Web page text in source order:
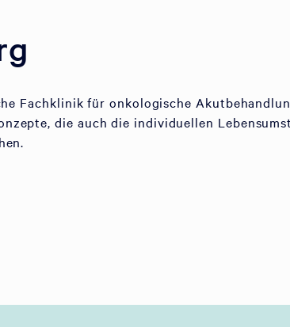
Fachklinik für onkologische
die auch die individuellen